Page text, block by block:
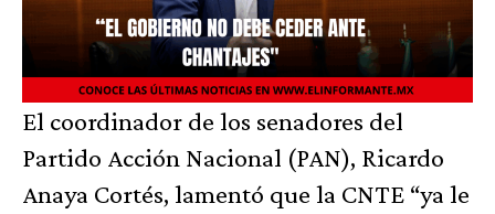
El coordinador de los senadores del
Partido Acción Nacional (PAN), Ricardo
Anaya Cortés, lamentó que la CNTE “ya le